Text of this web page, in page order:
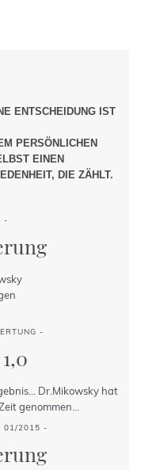
ENTSCHEIDUNG IST
PERSÖNLICHEN
EINEN
DIE ZÄHLT.
-
-
Dr.Mikowsky hat
genommen...
01/2015 -